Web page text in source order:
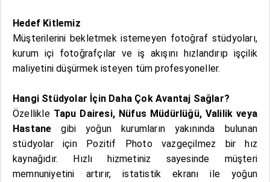
Hedef Kitlemiz
Müşterilerini bekletmek istemeyen fotoğraf stüdyoları,
kurum içi fotoğrafçılar ve iş akışını hızlandırıp işçilik
maliyetini düşürmek isteyen tüm profesyoneller.
Hangi Stüdyolar İçin Daha Çok Avantaj Sağlar?
Özellikle Tapu Dairesi, Nüfus Müdürlüğü, Valilik veya
Hastane gibi yoğun kurumların yakınında bulunan
stüdyolar için Pozitif Photo vazgeçilmez bir hız
kaynağıdır. Hızlı hizmetiniz sayesinde müşteri
memnuniyetini artırır, istatistik ekranı ile yoğun